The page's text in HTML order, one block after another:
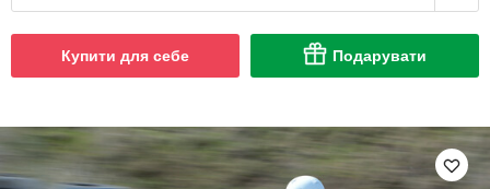
Купити для себе Подарувати